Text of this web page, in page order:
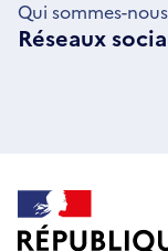
Qui sommes-
Réseaux